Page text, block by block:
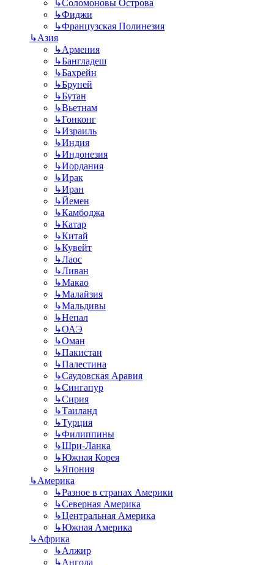
↳Соломоновы Острова
↳Фиджи
↳Французская Полинезия
↳Азия
↳Армения
↳Бангладеш
↳Бахрейн
↳Бруней
↳Бутан
↳Вьетнам
↳Гонконг
↳Израиль
↳Индия
↳Индонезия
↳Иордания
↳Ирак
↳Иран
↳Йемен
↳Камбоджа
↳Катар
↳Китай
↳Кувейт
↳Лаос
↳Ливан
↳Макао
↳Малайзия
↳Мальдивы
↳Непал
↳ОАЭ
↳Оман
↳Пакистан
↳Палестина
↳Саудовская Аравия
↳Сингапур
↳Сирия
↳Таиланд
↳Турция
↳Филиппины
↳Шри-Ланка
↳Южная Корея
↳Япония
↳Америка
↳Разное в странах Америки
↳Северная Америка
↳Центральная Америка
↳Южная Америка
↳Африка
↳Алжир
↳Ангола